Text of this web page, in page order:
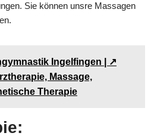
Sie können unsre Massagen
Ingelfingen | ↗️
Massage,
Therapie